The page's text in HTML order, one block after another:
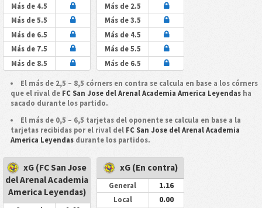
Más de 4.5
Más de 5.5
Más de 6.5
Más de 7.5
Más de 8.5
Más de 2.5
Más de 3.5
Más de 4.5
Más de 5.5
Más de 6.5
El más de 2,5 – 8,5 córners en contra se calcula en base a los córners
que el rival de FC San Jose del Arenal Academia America Leyendasha
sacado durante los partido.
El más de 0,5 – 6,5 tarjetas del oponente se calcula en base a la
tarjetas recibidas por el rival del FC San Jose del Arenal Academia
America Leyendasdurante los partidos.
xG (FC San Jose
del Arenal Academia
America Leyendas)
xG (En contra)
General 1.16
Local 0.00